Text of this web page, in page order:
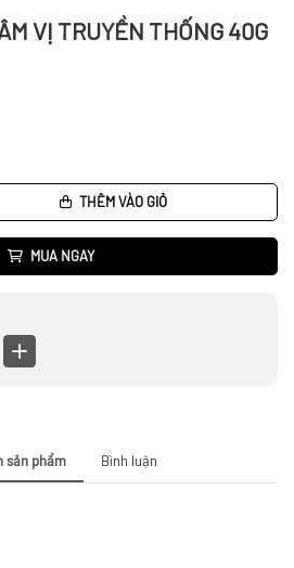
VỊ TRUYỀN THỐNG 40G
THÊM VÀO GIỎ
MUA NGAY
sản phẩm Bình luận